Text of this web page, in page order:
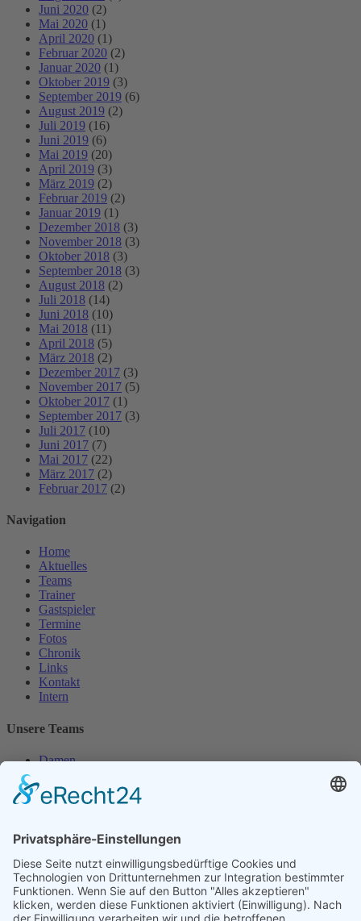
Juni 2020 (2)
Mai 2020 (1)
April 2020 (1)
Februar 2020 (2)
Januar 2020 (1)
Oktober 2019 (3)
September 2019 (6)
August 2019 (2)
Juli 2019 (16)
Juni 2019 (6)
Mai 2019 (20)
April 2019 (3)
März 2019 (2)
Februar 2019 (2)
Januar 2019 (1)
Dezember 2018 (3)
November 2018 (3)
Oktober 2018 (3)
September 2018 (3)
August 2018 (2)
Juli 2018 (14)
Juni 2018 (10)
Mai 2018 (11)
April 2018 (5)
März 2018 (2)
Dezember 2017 (3)
November 2017 (5)
Oktober 2017 (1)
September 2017 (3)
Juli 2017 (10)
Juni 2017 (7)
Mai 2017 (22)
März 2017 (2)
Februar 2017 (2)
Navigation
Home
Aktuelles
Teams
Trainer
Gastspieler
Termine
Fotos
Chronik
Links
Kontakt
Intern
Unsere Teams
Damen
Herren
Herren 30
Unsere Jugend
Midcourt
Bambini
Juniorinnen 18